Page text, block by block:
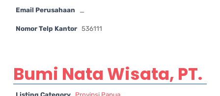
Email Perusahaan
Nomor Telp Kantor 536111
Bumi Nata Wisata, PT.
Listing Category Provinsi Papua